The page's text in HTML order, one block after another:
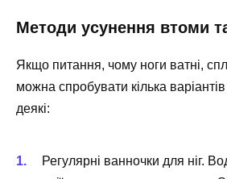
Методи усунення втоми та
Якщо питання, чому ноги ватні,
можна спробувати кілька
деякі:
Регулярні ванночки для ніг.